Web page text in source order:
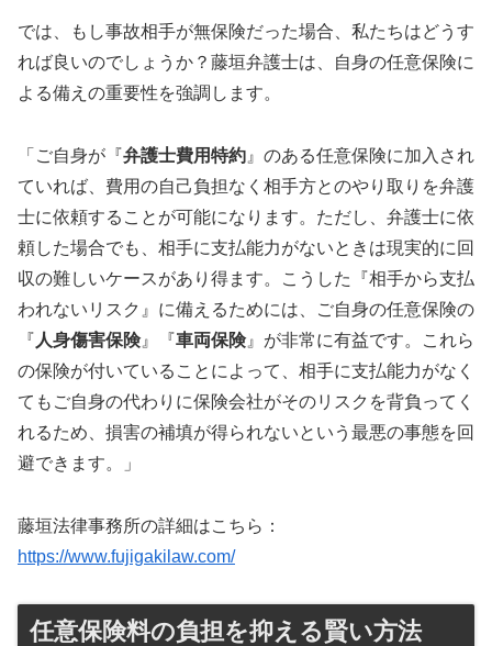
では、もし事故相手が無保険だった場合、私たちはどうす
れば良いのでしょうか？藤垣弁護士は、自身の任意保険に
よる備えの重要性を強調します。
「ご自身が『弁護士費用特約 』のある任意保険に加入され
ていれば、費用の自己負担なく相手方とのやり取りを弁護
士に依頼することが可能になります。ただし、弁護士に依
頼した場合でも、相手に支払能力がないときは現実的に回
収の難しいケースがあり得ます。こうした『相手から支払
われないリスク』に備えるためには、ご自身の任意保険の
『 人身傷害保険』『車両保険』が非常に有益です。これら
の保険が付いていることによって、相手に支払能力がなく
てもご自身の代わりに保険会社がそのリスクを背負ってく
れるため、損害の補填が得られないという最悪の事態を回
避できます。」
藤垣法律事務所の詳細はこちら：
https://www.fujigakilaw.com/
任意保険料の負担を抑える賢い方法